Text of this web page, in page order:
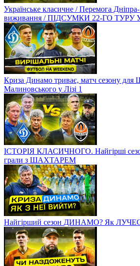
Українське класичне / Перемога
виживання / ПІДСУМКИ 22-ГО ТУРУ
Криза Динамо триває, матч сезону для
Малиновського у Лізі 1
ІСТОРІЯ КЛАСИЧНОГО. Найгірші
грали з ШАХТАРЕМ
Найгірший сезон ДИНАМО? Як